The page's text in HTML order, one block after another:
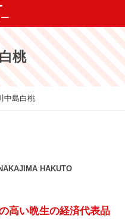
桃
中島白桃
HAKUTO
高い晩生の経済代表品